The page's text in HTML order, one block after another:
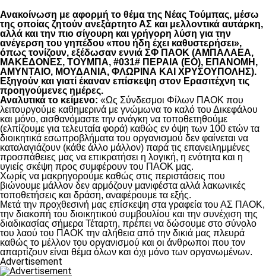
Ανακοίνωση με αφορμή το θέμα της Νέας Τούμπας, μέσω
της οποίας ζητούν ανεξάρτητο ΑΣ και μελλοντικά αυτάρκη,
αλλά και την πιο σίγουρη και γρήγορη λύση για την
ανέγερση του γηπέδου «που ήδη έχει καθυστερήσει»,
όπως τονίζουν, εξέδωσαν εννιά ΣΦ ΠΑΟΚ (ΑΜΠΑΛΑΕΑ,
ΜΑΚΕΔΟΝΕΣ, ΤΟΥΜΠΑ, #031# ΠΕΡΑΙΑ (ΕΟ), ΕΠΑΝΟΜΗ,
ΑΜΥΝΤΑΙΟ, ΜΟΥΔΑΝΙΑ, ΦΛΩΡΙΝΑ ΚΑΙ ΧΡΥΣΟΥΠΟΛΗΣ).
Εξηγούν και γιατί έκαναν επίσκεψη στον Ερασιτέχνη τις
προηγούμενες ημέρες.
Αναλυτικά το κείμενο: «Ως Σύνδεσμοι Φίλων ΠΑΟΚ που
λειτουργούμε καθημερινά με γνώμωνα το καλό του Δικεφάλου
και μόνο, αισθανόμαστε την ανάγκη να τοποθετηθούμε
(ελπίζουμε για τελευταία φορά) καθώς εν όψη των 100 ετών τα
διοικητικά εσωπροβλήματα του οργανισμού δεν φαίνεται να
καταλαγιάζουν (κάθε άλλο μάλλον) παρά τις επανειλημμένες
προσπάθειες μας να επικρατήσει η λογική, η ενότητα και η
υγιείς σκέψη προς συμφέρουν του ΠΑΟΚ μας.
Χωρίς να μακρηγορούμε καθώς στις περιστάσεις που
βιώνουμε μάλλον δεν αρμόζουν μανιφέστα αλλά λακωνικές
τοποθετήσεις και δράση, αναφέρουμε τα εξής.
Μετά την προχθεσινή μας επίσκεψη στα γραφεία του ΑΣ ΠΑΟΚ,
την διακοπή του διοικητικού συμβουλίου και την συνέχιση της
διαδικασίας σήμερα Τέταρτη, πρέπει να δώσουμε στο σύνολο
του λαού του ΠΑΟΚ την αλήθεια από την δικιά μας πλευρά
καθώς το μέλλον του οργανισμού και οι άνθρωποι που τον
απαρτίζουν είναι θέμα όλων και όχι μόνο των οργανωμένων.
Advertisement